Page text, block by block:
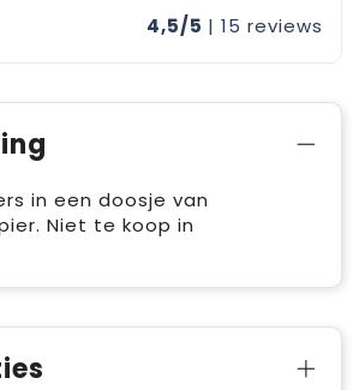
4,5/5 | 15 reviews
in een doosje van
Niet te koop in